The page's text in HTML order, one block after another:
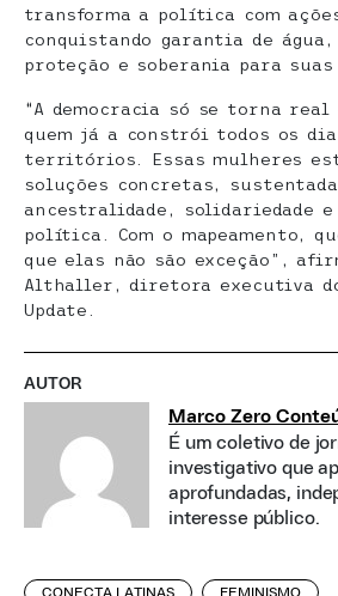
transforma a política com
conquistando garantia de
proteção e soberania para suas
“A democracia só se torna real
quem já a constrói todos os
territórios. Essas mulheres
soluções concretas,
ancestralidade, solidariedade e
política. Com o mapeamento,
que elas não são exceção”,
Althaller, diretora executiva
Update.
AUTOR
Marco Zero
É um coletivo de
investigativo que
aprofundadas,
interesse público.
CONECTA LATINAS FEMINISMO